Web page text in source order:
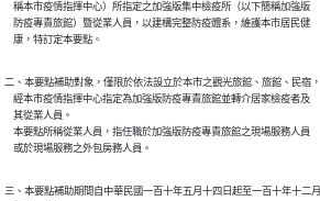
    稱本市疫情指揮中心）所指定之加強版集中檢疫所（以下簡稱加強版
    防疫專責旅館）暨從業人員，以建構完整防疫體系，維護本市居民健
    康，特訂定本要點。
二、本要點補助對象，僅限於依法設立於本市之觀光旅館、旅館、民宿，
    經本市疫情指揮中心指定為加強版防疫專責旅館並轉介居家檢疫者及
    其從業人員。
    本要點所稱從業人員，指任職於加強版防疫專責旅館之現場服務人員
    或於現場服務之外包房務人員。
三、本要點補助期間自中華民國一百十年五月十四日起至一百十年十二月